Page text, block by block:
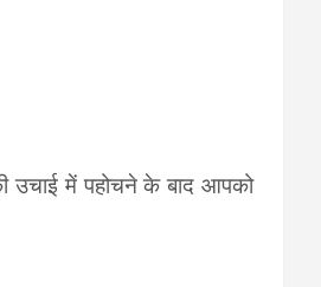
उचाई में पहोचने के बाद आपको